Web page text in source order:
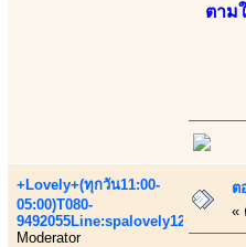
ตาม
+Lovely+(ทุกวัน11:00-
05:00)T080-
9492055Line:spalovely123
Moderator
ต
«